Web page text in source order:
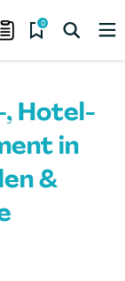
0
Hotel-
in
&